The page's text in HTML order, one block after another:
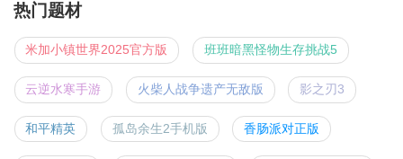
热门题材
米加小镇世界2025官方版 班班暗黑怪物生存挑战5
云逆水寒手游 火柴人战争遗产无敌版 影之刃3
和平精英 孤岛余生2手机版 香肠派对正版